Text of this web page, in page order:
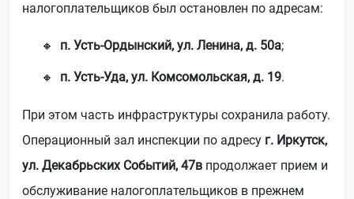
налогоплательщиков был остановлен по адресам:
п. Усть-Ордынский, ул. Ленина, д. 50а;
п. Усть-Уда, ул. Комсомольская, д. 19.
При этом часть инфраструктуры сохранила работу.
Операционный зал инспекции по адресу г. Иркутск,
ул. Декабрьских Событий, 47в продолжает прием и
обслуживание налогоплательщиков в прежнем